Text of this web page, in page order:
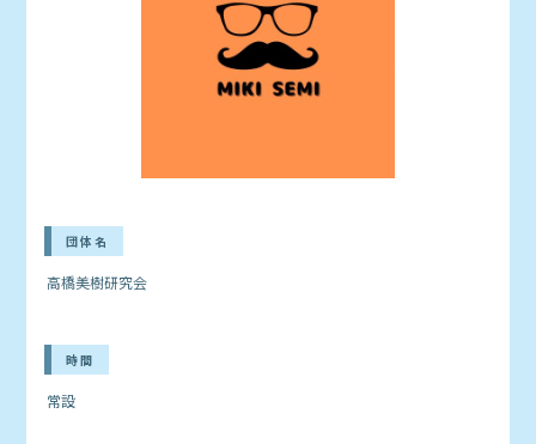
団体名
高橋美樹研究会
時間
常設